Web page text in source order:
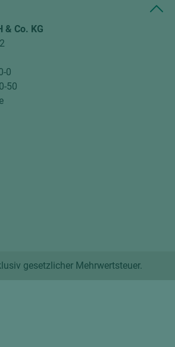
& Co. KG
0
50
gesetzlicher Mehrwertsteuer.